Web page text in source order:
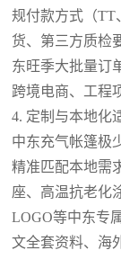
规付款方式（TT
货、第三方质检
东旺季大批量订
跨境电商、工程
4. 定制与本地化
中东充气帐篷极
精准匹配本地需
座、高温抗老化
LOGO等中东专
文全套资料、海